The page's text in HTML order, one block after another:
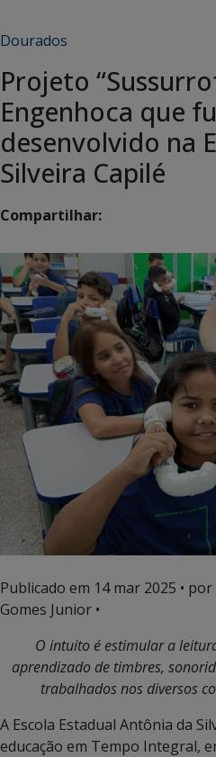
Dourados
Projeto
Engenhoca que
desenvolvido na
Silveira Capilé
Compartilhar:
Publicado em 14 mar 2025 •
Gomes Junior •
O intuito é estimular a
aprendizado de timbres,
trabalhados nos diversos
A Escola Estadual Antônia da
educação em Tempo Integral,